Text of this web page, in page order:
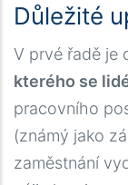
Důležité
V prvé řadě je
kterého se
pracovního
(známý jako
zaměstnání